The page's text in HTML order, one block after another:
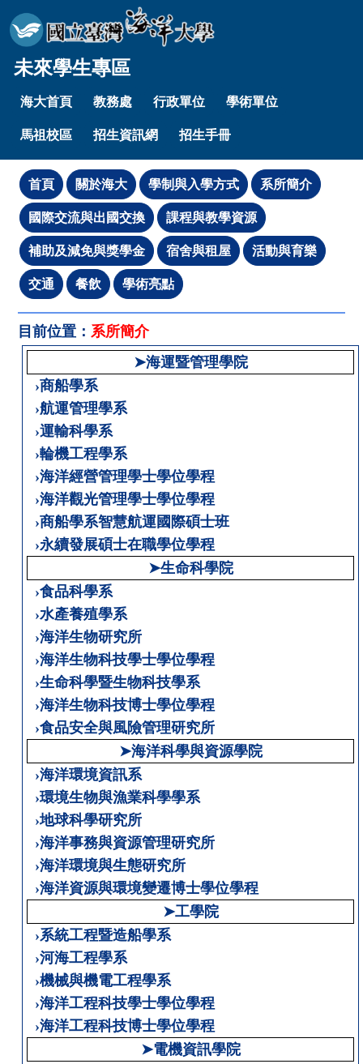
未來學生專區
海大首頁 教務處 行政單位 學術單位
馬祖校區 招生資訊網 招生手冊
目前位置： 系所簡介
➤海運暨管理學院
›商船學系
›航運管理學系
›運輸科學系
›輪機工程學系
›海洋經營管理學士學位學程
›海洋觀光管理學士學位學程
›商船學系智慧航運國際碩士班
›永續發展碩士在職學位學程
➤生命科學院
›食品科學系
›水產養殖學系
›海洋生物研究所
›海洋生物科技學士學位學程
›生命科學暨生物科技學系
›海洋生物科技博士學位學程
›食品安全與風險管理研究所
➤海洋科學與資源學院
›海洋環境資訊系
›環境生物與漁業科學學系
›地球科學研究所
›海洋事務與資源管理研究所
›海洋環境與生態研究所
›海洋資源與環境變遷博士學位學程
➤工學院
›系統工程暨造船學系
›河海工程學系
›機械與機電工程學系
›海洋工程科技學士學位學程
›海洋工程科技博士學位學程
➤電機資訊學院